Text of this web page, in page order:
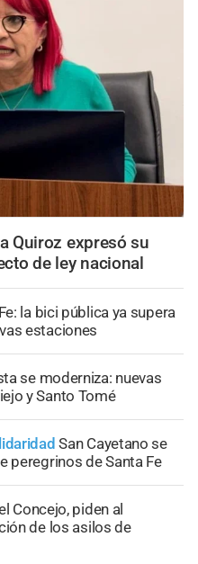
Quiroz expresó su
de ley nacional
la bici pública ya supera
estaciones
se moderniza: nuevas
y Santo Tomé
San Cayetano se
peregrinos de Santa Fe
Concejo, piden al
de los asilos de